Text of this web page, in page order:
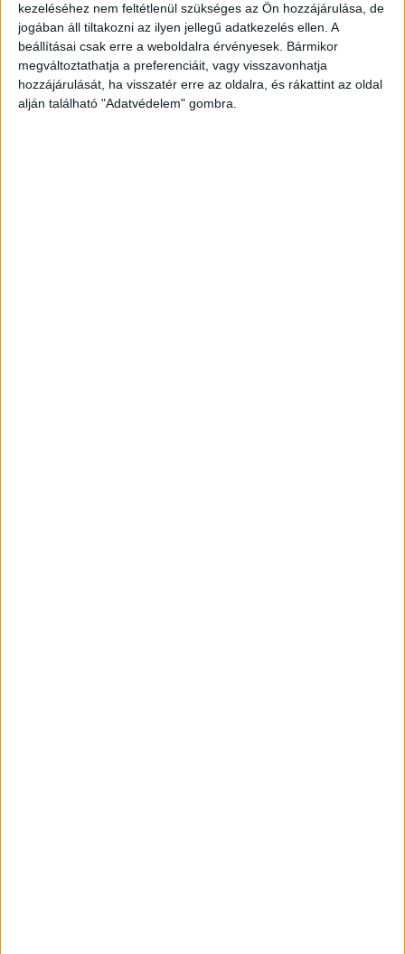
kezeléséhez nem feltétlenül szükséges az Ön hozzájárulása, de
jogában áll tiltakozni az ilyen jellegű adatkezelés ellen. A
beállításai csak erre a weboldalra érvényesek. Bármikor
megváltoztathatja a preferenciáit, vagy visszavonhatja
hozzájárulását, ha visszatér erre az oldalra, és rákattint az oldal
alján található "Adatvédelem" gombra.
egyenesen azt helyezte kilátásba, hogy ha
jelentősen megvágják az illetményét, inkább
lemond és új állás után néz. Ezután jött a hír,
hogy a törökbálint polgármester 6 milliós